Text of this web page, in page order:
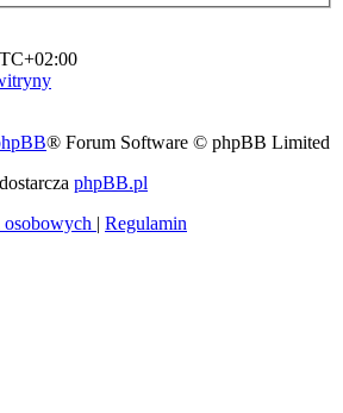
® Forum Software © phpBB Limited
phpBB.pl
osobowych | Regulamin